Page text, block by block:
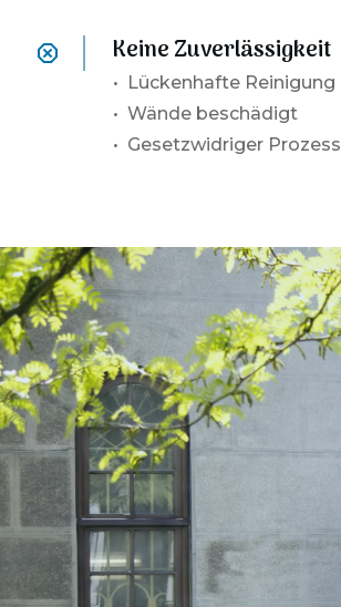
Keine Zuverlässigkeit
• Lückenhafte Reinigung
• Wände beschädigt
• Gesetzwidriger Prozess